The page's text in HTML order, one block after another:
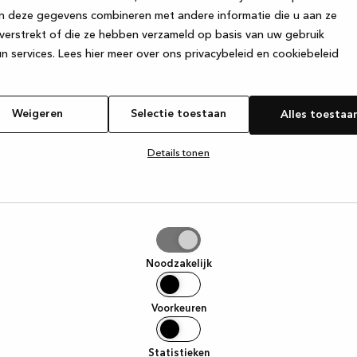
deze gegevens combineren met andere informatie die u aan ze
of die ze hebben verzameld op basis van uw gebruik
services. Lees hier meer over ons privacybeleid en cookiebeleid
Weigeren Selectie toestaan Alles
Details tonen
Noodzakelijk
Voorkeuren
Statistieken
has occurred while loadingwww.kvik.nl (see the